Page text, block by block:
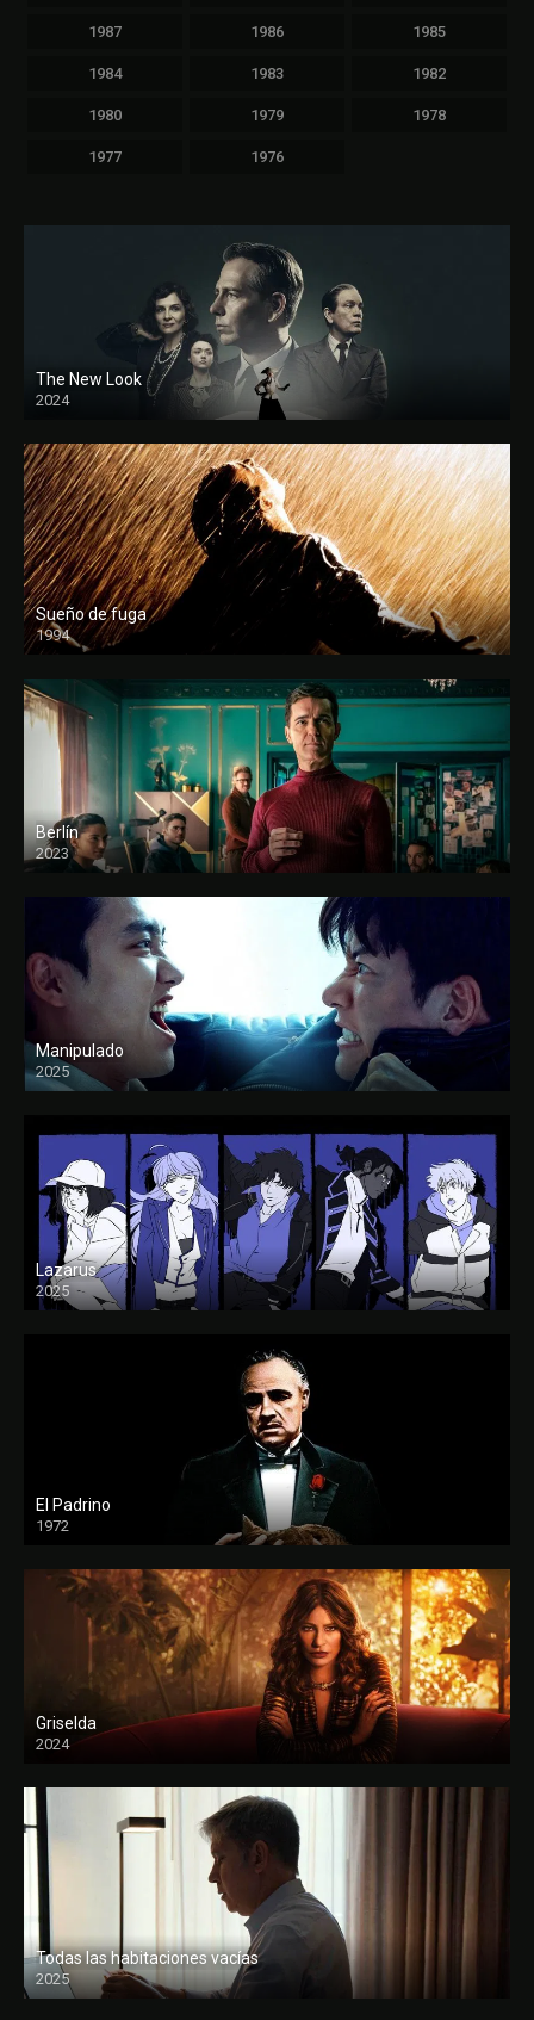
1987 1986 1985
1984 1983 1982
1980 1979 1978
1977 1976
The New Look
2024
Sueño de fuga
1994
FULL HD
Berlín
2023
Manipulado
2025
Lazarus
2025
El Padrino
1972
FULL HD
Griselda
2024
Todas las habitaciones vacías
2025
FULL HD